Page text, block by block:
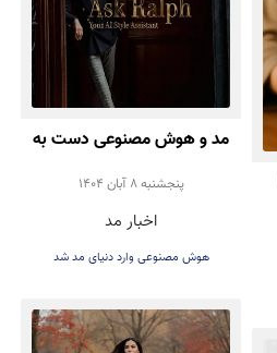
مد و هوش مصنوعی دست به
دست هم دادند!
پنجشنبه 8 آبان 1404
اخبار مد
هوش مصنوعی وارد دنیای مد شد